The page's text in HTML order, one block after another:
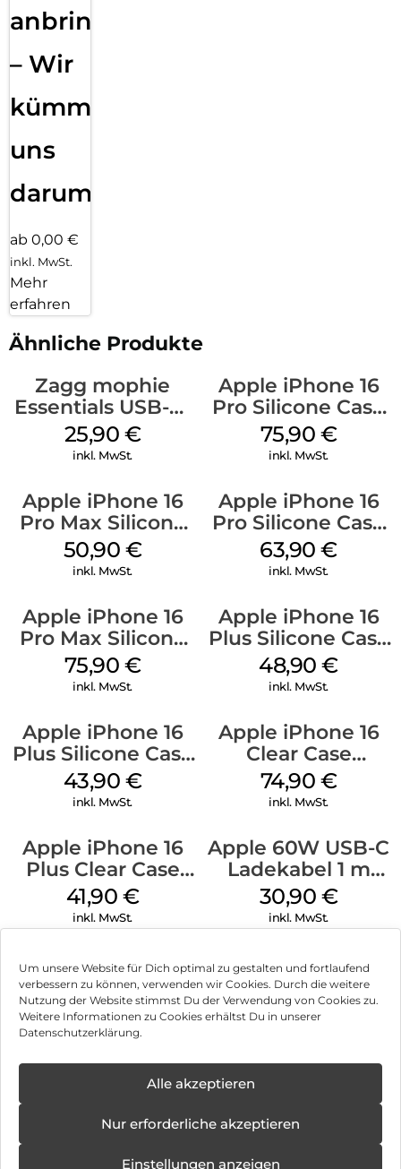
Um unsere Website für Dich optimal zu gestalten und fortlaufend
verbessern zu können, verwenden wir Cookies. Durch die weitere
Nutzung der Website stimmst Du der Verwendung von Cookies zu.
Weitere Informationen zu Cookies erhältst Du in unserer
Datenschutzerklärung.
Alle akzeptieren
Nur erforderliche akzeptieren
Einstellungen anzeigen
anbringen
– Wir
kümmern
uns
darum!
ab 0,00 €
inkl. MwSt.
Mehr
erfahren
Ähnliche Produkte
Zagg mophie
Essentials USB-C-
20W Charger PD
Weiß
25,90 €
inkl. MwSt.
Apple iPhone 16
Pro Silicone Case
MagSafe Stone
Gray
75,90 €
inkl. MwSt.
Apple iPhone 16
Pro Max Silicone
Case MagSafe
Denim
50,90 €
inkl. MwSt.
Apple iPhone 16
Pro Silicone Case
MagSafe Denim
63,90€
inkl. MwSt.
Apple iPhone 16
Pro Max Silicone
Case MagSafe
Stone Gray
75,90 €
inkl. MwSt.
Apple iPhone 16
Plus Silicone Case
MagSafe Denim
48,90€
inkl. MwSt.
Apple iPhone 16
Plus Silicone Case
MagSafe Black
43,90 €
inkl. MwSt.
Apple iPhone 16
Clear Case
MagSafe
Transparent
74,90 €
inkl. MwSt.
Apple iPhone 16
Plus Clear Case
MagSafe
Transparent
41,90 €
inkl. MwSt.
Apple 60W USB-C
Ladekabel 1 m
Weiß
30,90 €
inkl. MwSt.
Impressum
Hinweis zur Batterieentsorgung